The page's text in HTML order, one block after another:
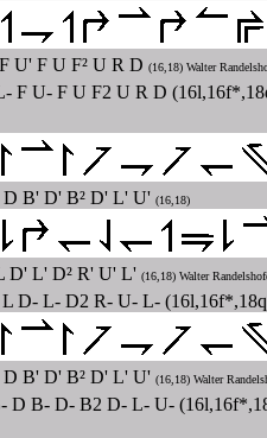
U' F U F² U R D (16,18) Walter
F U- F U F2 U R D
B' D' B² D' L' U' (16,18)
D' L' D² R' U' L' (16,18) Walter
D- L- D2 R- U- L-
B' D' B² D' L' U' (16,18) Walter
D B- D- B2 D- L- U-